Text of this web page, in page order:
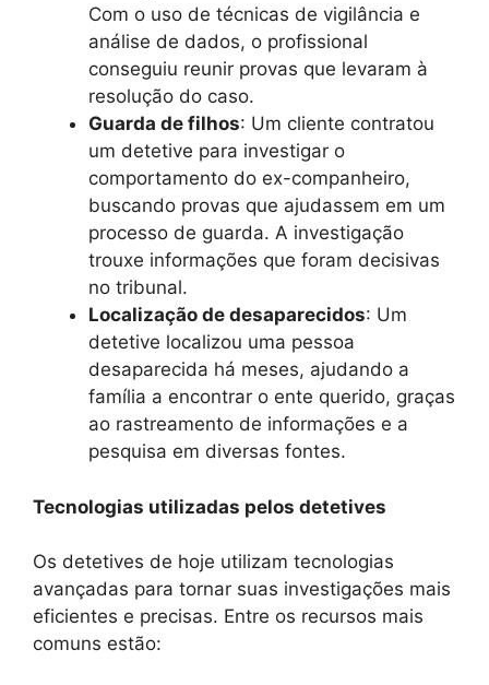
Com o uso de técnicas de vigilância e
análise de dados, o profissional
conseguiu reunir provas que levaram à
resolução do caso.
Guarda de filhos: Um cliente contratou
um detetive para investigar o
comportamento do ex-companheiro,
buscando provas que ajudassem em um
processo de guarda. A investigação
trouxe informações que foram decisivas
no tribunal.
Localização de desaparecidos: Um
detetive localizou uma pessoa
desaparecida há meses, ajudando a
família a encontrar o ente querido, graças
ao rastreamento de informações e a
pesquisa em diversas fontes.
Tecnologias utilizadas pelos detetives
Os detetives de hoje utilizam tecnologias
avançadas para tornar suas investigações mais
eficientes e precisas. Entre os recursos mais
comuns estão: